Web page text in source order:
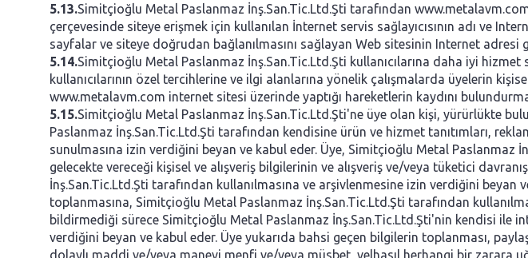
5.13.Simitçioğlu Metal Paslanmaz İnş.San.Tic.Ltd.Şti tarafından
çerçevesinde siteye erişmek için kullanılan İnternet servis sağlayıcısının adı ve
sayfalar ve siteye doğrudan bağlanılmasını sağlayan Web sitesinin Internet
5.14.Simitçioğlu Metal Paslanmaz İnş.San.Tic.Ltd.Şti kullanıcılarına daha iyi
kullanıcılarının özel tercihlerine ve ilgi alanlarına yönelik çalışmalarda üyelerin
www.metalavm.com internet sitesi üzerinde yaptığı hareketlerin kaydını
5.15.Simitçioğlu Metal Paslanmaz İnş.San.Tic.Ltd.Şti'ne üye olan kişi, yürürlükte
Paslanmaz İnş.San.Tic.Ltd.Şti tarafından kendisine ürün ve hizmet tanıtımları,
sunulmasına izin verdiğini beyan ve kabul eder. Üye, Simitçioğlu Metal Paslanmaz
gelecekte vereceği kişisel ve alışveriş bilgilerinin ve alışveriş ve/veya tüketici
İnş.San.Tic.Ltd.Şti tarafından kullanılmasına ve arşivlenmesine izin verdiğini
toplanmasına, Simitçioğlu Metal Paslanmaz İnş.San.Tic.Ltd.Şti tarafından
bildirmediği sürece Simitçioğlu Metal Paslanmaz İnş.San.Tic.Ltd.Şti'nin kendisi ile
verdiğini beyan ve kabul eder. Üye yukarıda bahsi geçen bilgilerin toplanması,
dolaylı maddi ve/veya manevi menfi ve/veya müsbet, velhasıl herhangi bir zarara